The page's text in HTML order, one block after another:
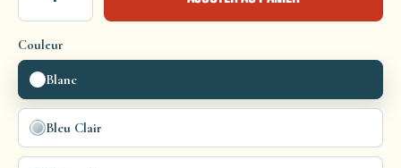
Couleur
Blanc
Bleu Clair